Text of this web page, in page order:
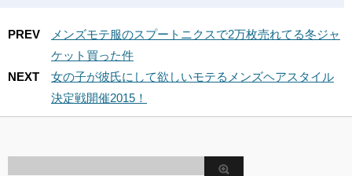
PREV
メンズモテ服のスプートニクスで2万枚売れてる冬ジャ
ケット買った件
NEXT
女の子が彼氏にして欲しいモテるメンズヘアスタイル
決定戦開催2015！